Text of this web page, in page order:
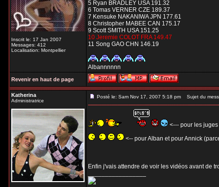
Inscrit le: 17 Jan 2007
Messages: 412
Localisation: Montpellier
5 Ryan BRADLEY USA 191.32
6 Tomas VERNER CZE 189.37
7 Kensuke NAKANIWA JPN 177.61
8 Christopher MABEE CAN 175.17
9 Scott SMITH USA 151.25
10 Jeremie COLOT FRA 149.47
11 Song GAO CHN 146.19
Albannnnnn
Revenir en haut de page
Katherina
Administratrice
Posté le: Sam Nov 17, 2007 5:18 pm Sujet du
<--- pour les juges
<-- pour Alban et pour Annick
Enfin j'vais attendre de voir les vidéos avant de
_________________